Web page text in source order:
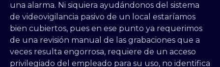
una alarma. Ni siquiera ayudándonos del sistema
de videovigilancia pasivo de un local estaríamos
bien cubiertos, pues en ese punto ya requerimos
de una revisión manual de las grabaciones que a
veces resulta engorrosa, requiere de un acceso
privilegiado del empleado para su uso, no identifica